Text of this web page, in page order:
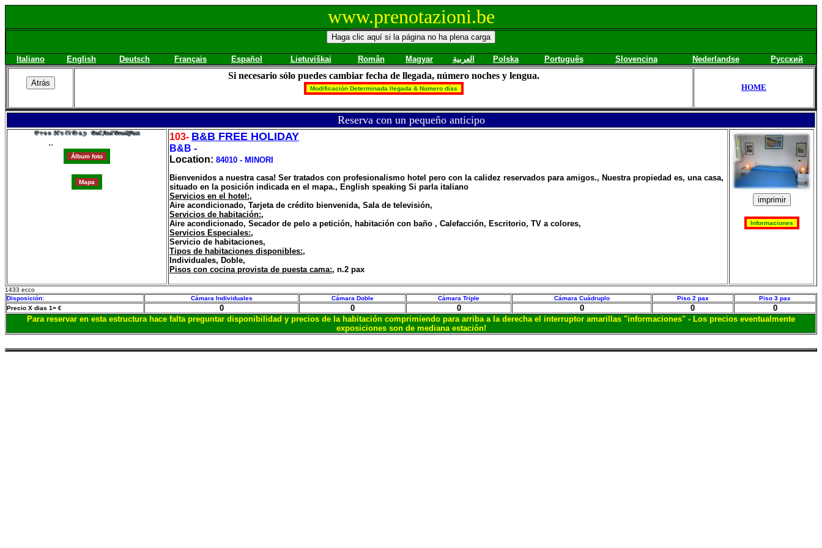
www.prenotazioni.be
Italiano English Deutsch Français Español Lietuviškai Român Magyar العربية Polska Português Slovencina Nederlandse Русский
Si necesario sólo puedes cambiar fecha de llegada, número noches y lengua.
HOME
Reserva con un pequeño anticipo
..
103- B&B FREE HOLIDAY
B&B -
Location: 84010 - MINORI
Bienvenidos a nuestra casa! Ser tratados con profesionalismo hotel pero con la calidez reservados para amigos., Nuestra propiedad es, una casa,
situado en la posición indicada en el mapa., English speaking Si parla italiano
Servicios en el hotel:,
Aire acondicionado, Tarjeta de crédito bienvenida, Sala de televisión,
Servicios de habitación:,
Aire acondicionado, Secador de pelo a petición, habitación con baño , Calefacción, Escritorio, TV a colores,
Servicios Especiales:,
Servicio de habitaciones,
Tipos de habitaciones disponibles:,
Individuales, Doble,
Pisos con cocina provista de puesta cama:, n.2 pax
1433 ecco
Disposición:
Cámara Individuales Cámara Doble Cámara Triple Cámara Cuádruplo Piso 2 pax
Piso 3 pax
Precio X dias 1= €
0 0 0 0 0
0
Para reservar en esta estructura hace falta preguntar disponibilidad y precios de la habitación comprimiendo para arriba a la derecha el interruptor amarillas "informaciones" - Los precios eventualmente
exposiciones son de mediana estación!